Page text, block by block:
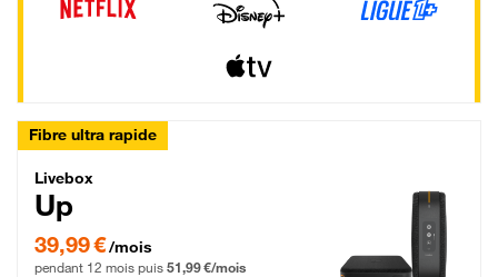
Fibre ultra rapide
Livebox Up Fibre
Livebox
Up
39,99 € par mois pendant 12 mois puis 51,99 € par mois, Engagement 12 mois
39,99 €/mois
pendant 12 mois puis 51,99 €/mois